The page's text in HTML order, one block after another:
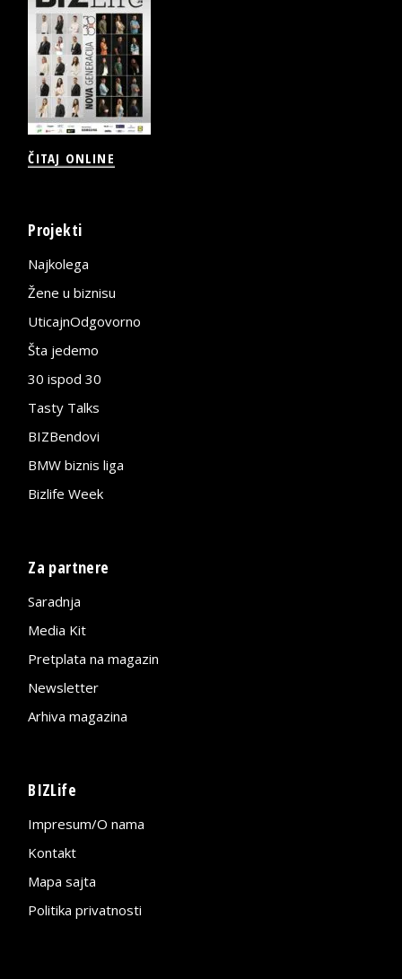
ČITAJ ONLINE
Projekti
Najkolega
Žene u biznisu
UticajnOdgovorno
Šta jedemo
30 ispod 30
Tasty Talks
BIZBendovi
BMW biznis liga
Bizlife Week
Za partnere
Saradnja
Media Kit
Pretplata na magazin
Newsletter
Arhiva magazina
BIZLife
Impresum/O nama
Kontakt
Mapa sajta
Politika privatnosti